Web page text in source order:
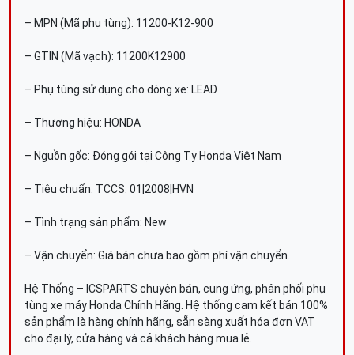
– MPN (Mã phụ tùng): 11200-K12-900
– GTIN (Mã vạch): 11200K12900
– Phụ tùng sử dụng cho dòng xe: LEAD
– Thương hiệu: HONDA
– Nguồn gốc: Đóng gói tại Công Ty Honda Việt Nam
– Tiêu chuẩn: TCCS: 01|2008|HVN
– Tình trạng sản phẩm: New
– Vận chuyển: Giá bán chưa bao gồm phí vận chuyển.
Hệ Thống – ICSPARTS chuyên bán, cung ứng, phân phối phụ
tùng xe máy Honda Chính Hãng. Hệ thống cam kết bán 100%
sản phẩm là hàng chính hãng, sẵn sàng xuất hóa đơn VAT
cho đại lý, cửa hàng và cả khách hàng mua lẻ.